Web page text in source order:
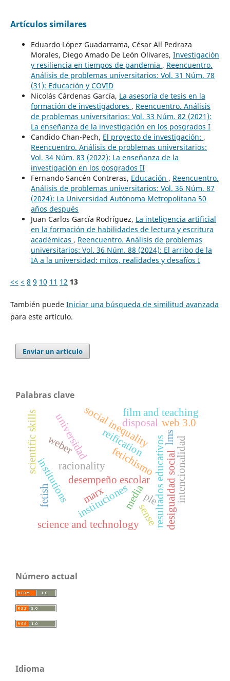
Artículos similares
Eduardo López Guadarrama, César Alí Pedraza
Morales, Diego Amado De León Olivares, Investigación
y resiliencia en tiempos de pandemia , Reencuentro.
Análisis de problemas universitarios: Vol. 31 Núm. 78
(31): Educación y COVID
Nicolás Cárdenas García, La asesoría de tesis en la
formación de investigadores , Reencuentro. Análisis
de problemas universitarios: Vol. 33 Núm. 82 (2021):
La enseñanza de la investigación en los posgrados I
Candido Chan-Pech, El proyecto de investigación: ,
Reencuentro. Análisis de problemas universitarios:
Vol. 34 Núm. 83 (2022): La enseñanza de la
investigación en los posgrados II
Fernando Sancén Contreras, Educación , Reencuentro.
Análisis de problemas universitarios: Vol. 36 Núm. 87
(2024): La Universidad Autónoma Metropolitana 50
años después
Juan Carlos García Rodríguez, La inteligencia artificial
en la formación de habilidades de lectura y escritura
académicas , Reencuentro. Análisis de problemas
universitarios: Vol. 36 Núm. 88 (2024): El arribo de la
IA a la universidad: mitos, realidades y desafíos I
<< < 8 9 10 11 12 13
También puede Iniciar una búsqueda de similitud avanzada
para este artículo.
Enviar un artículo
Palabras clave
universidad fetichismoresultados educativos
desempeño escolar
social inequality
desigualdad social
racionality
weber
institutions instituciones
fetish
disposal
reification
marx media
film and teaching
science and technology
scientific skills
ple
lms
web 3.0
sense
intencionalidad
Número actual
Idioma